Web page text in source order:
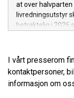
at over halvparten
livredningsutstyr
betraktelig i 2026
I vårt presserom
kontaktpersoner,
informasjon om